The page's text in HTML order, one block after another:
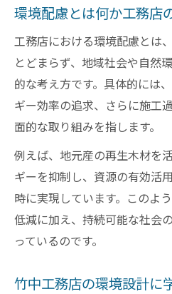
改修工事における工
工務店のサーキュ
工務店の環境設計がも
は
工務店の環境設計
略
環境設計による工
工務店が描く循環型
scope3削減が導く工
環境配慮とは何か工務店
工務店における環境配慮とは
とどまらず、地域社会や自然
的な考え方です。具体的には
ギー効率の追求、さらに施工
面的な取り組みを指します。
例えば、地元産の再生木材を
ギーを抑制し、資源の有効活
時に実現しています。このよ
低減に加え、持続可能な社会
っているのです。
竹中工務店の環境設計に